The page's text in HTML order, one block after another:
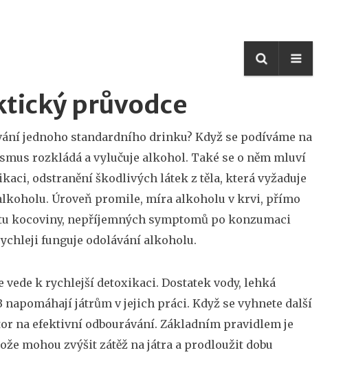
průvodce
jednoho standardního drinku? Když se podíváme na
rozkládá a vylučuje alkohol. Také se o něm mluví
, odstranění škodlivých látek z těla, která vyžaduje
. Úroveň promile, míra alkoholu v krvi, přímo
kocoviny, nepříjemných symptomů po konzumaci
funguje odolávání alkoholu.
k rychlejší detoxikaci. Dostatek vody, lehká
játrům v jejich práci. Když se vyhnete další
na efektivní odbourávání. Základním pravidlem je
mohou zvýšit zátěž na játra a prodloužit dobu